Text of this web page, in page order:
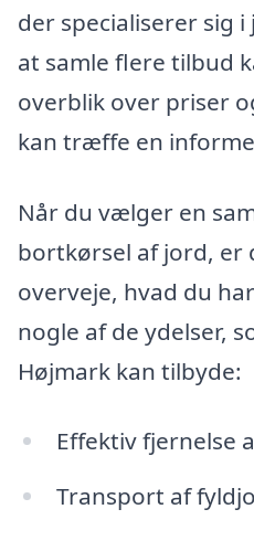
der specialiserer sig
at samle flere tilbud
overblik over priser
kan træffe en
Når du vælger en
bortkørsel af jord, er
overveje, hvad du
nogle af de ydelser,
Højmark kan tilbyde:
Effektiv fjernelse
Transport af